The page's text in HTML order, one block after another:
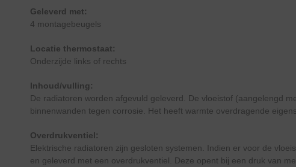
Geleverd met:
4 montagebeugels
Locatie thermostaat:
Onderzijde links of rechts
Inhoud/vulling:
De radiatoren worden afgevuld geleverd. De vloeistof (aangelengd
binnenwanden tegen corrosie. Het heeft warmte overdragende
Overdrukventiel:
Elektrische radiatoren zijn gesloten systemen. Indien er voor de
en geleverd met een overdrukventiel. Deze opent bij een druk van